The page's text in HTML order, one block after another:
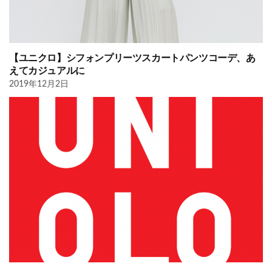
【ユニクロ】シフォンプリーツスカートパンツコーデ、あ
えてカジュアルに
2019年12月2日